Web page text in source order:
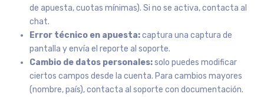
de apuesta, cuotas mínimas). Si no se activa, contacta al
chat.
Error técnico en apuesta:captura una captura de
pantalla y envía el reporte al soporte.
Cambio de datos personales:solo puedes modificar
ciertos campos desde la cuenta. Para cambios mayores
(nombre, país), contacta al soporte con documentación.